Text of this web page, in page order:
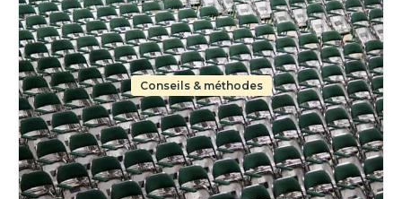
Conseils & méthodes